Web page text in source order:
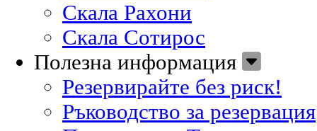
Скала Рахони
Скала Сотирос
Полезна информация
Резервирайте без риск!
Ръководство за резервация